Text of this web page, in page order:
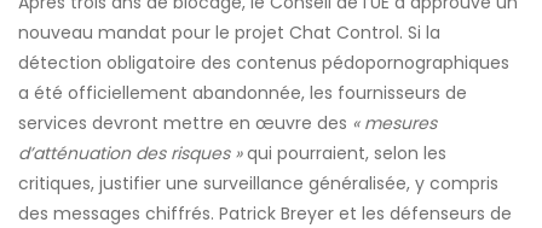
nouveau mandat pour le projet Chat Control. Si la
détection obligatoire des contenus pédopornographiques
a été officiellement abandonnée, les fournisseurs de
services devront mettre en œuvre des « mesures
d’atténuation des risques »qui pourraient, selon les
critiques, justifier une surveillance généralisée, y compris
des messages chiffrés. Patrick Breyer et les défenseurs de